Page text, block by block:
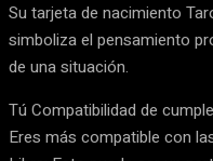
Su tarjeta de nacimiento
simboliza el pensamiento
de una situación.
Tú Compatibilidad de
Eres más compatible con